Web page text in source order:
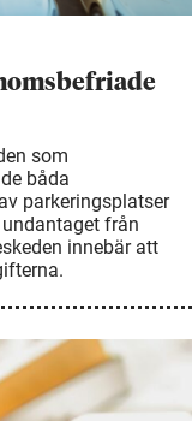
som
båda
parkeringsplatser
från
innebär att